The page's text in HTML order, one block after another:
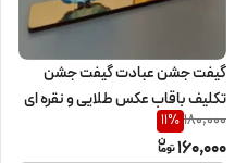
گیفت جشن عبادت گیفت جشن
تکلیف باقاب عکس طلایی و نقره ای
180,000
11%
160,000